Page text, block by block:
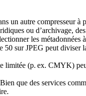
un autre compresseur
ou d’archivage,
les métadonnées
50 sur JPEG peut diviser
limitée (p. ex. CMYK)
que des services